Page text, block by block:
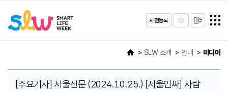
사전등록
SLW 소개 안내 미디어
[주요기사] 서울신문 (2024.10.25.) [서울인싸] 사람